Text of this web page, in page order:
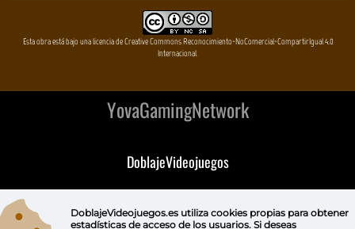
Esta obra está bajo una licencia de Creative Commons Reconocimiento-NoComercial-CompartirIgual 4.0
Internacional
YovaGamingNetwork
DoblajeVideojuegos
DoblajeVideojuegos.es utiliza cookies propiaspara obtener
estadísticas de acceso de los usuarios. Si deseas